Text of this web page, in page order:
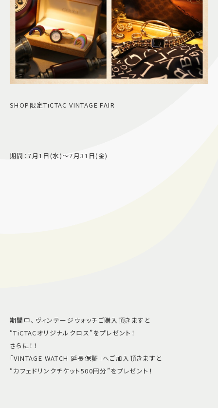
SHOP限定TiCTAC VINTAGE FAIR
期間：7月1日(水)～7月31日(金)
期間中、ヴィンテージウォッチご購入頂きますと
“TiCTACオリジナルクロス”をプレゼント！
さらに！！
「VINTAGE WATCH 延長保証」へご加入頂きますと
“カフェドリンクチケット500円分”をプレゼント！